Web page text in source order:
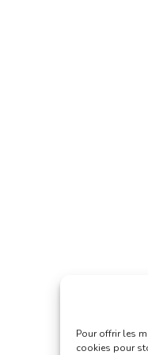
Pour offrir les
cookies pour